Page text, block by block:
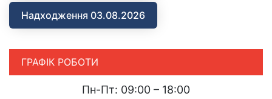
Надходження 03.08.2026
ГРАФІК РОБОТИ
Пн-Пт: 09:00 – 18:00